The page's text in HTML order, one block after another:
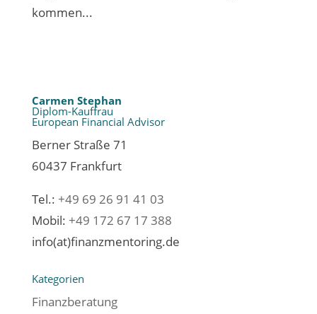
kommen...
Carmen Stephan
Diplom-Kauffrau
European Financial Advisor
Berner Straße 71
60437 Frankfurt
Tel.: +49 69 26 91 41 03
Mobil: +49 172 67 17 388
info(at)finanzmentoring.de
Kategorien
Finanzberatung